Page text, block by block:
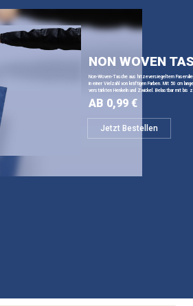
NON WOVEN
Non-Woven-Tasche aus hitzeversiegeltem
in einer Vielzahl von kräftigen Farben. Mit 50 cm
verstärkten Henkeln und Zwickel. Belastbar mit bis
Jetzt Bestellen
AB 0,99 €